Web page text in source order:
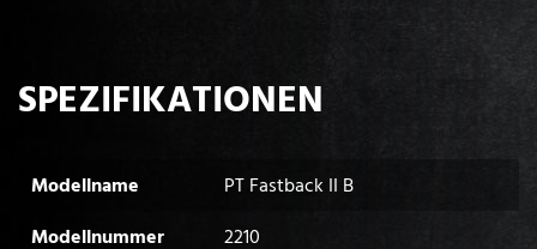
SPEZIFIKATIONEN
Modellname
PT Fastback II B
Modellnummer
2210